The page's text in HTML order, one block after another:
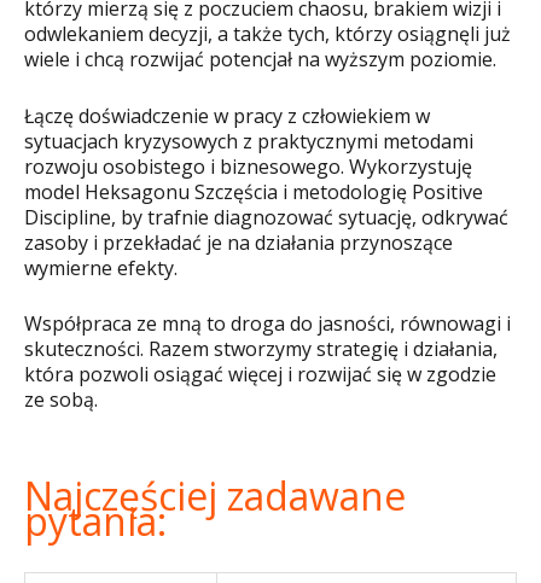
którzy mierzą się z poczuciem chaosu, brakiem wizji i
odwlekaniem decyzji, a także tych, którzy osiągnęli już
wiele i chcą rozwijać potencjał na wyższym poziomie.
Łączę doświadczenie w pracy z człowiekiem w
sytuacjach kryzysowych z praktycznymi metodami
rozwoju osobistego i biznesowego. Wykorzystuję
model Heksagonu Szczęścia i metodologię Positive
Discipline, by trafnie diagnozować sytuację, odkrywać
zasoby i przekładać je na działania przynoszące
wymierne efekty.
Współpraca ze mną to droga do jasności, równowagi i
skuteczności. Razem stworzymy strategię i działania,
która pozwoli osiągać więcej i rozwijać się w zgodzie
ze sobą.
Najczęściej zadawane
pytania: